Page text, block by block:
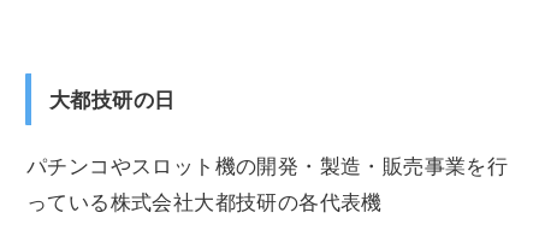
大都技研の日
パチンコやスロット機の開発・製造・販売事業を行
っている株式会社大都技研の各代表機